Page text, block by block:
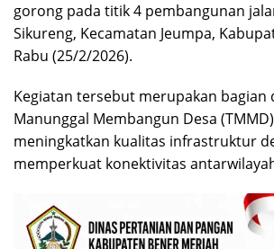
gorong pada titik 4 pembangunan
Sikureng, Kecamatan Jeumpa,
Rabu (25/2/2026).
Kegiatan tersebut merupakan bagian
Manunggal Membangun Desa
meningkatkan kualitas infrastruktur
memperkuat konektivitas